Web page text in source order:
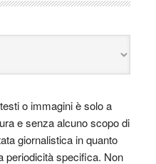
o immagini è solo a
e senza alcuno scopo di
giornalistica in quanto
periodicità specifica. Non